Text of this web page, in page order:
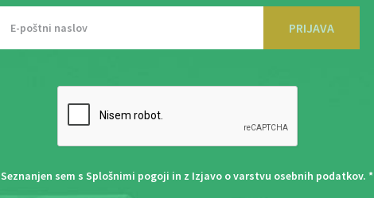
PRIJAVA
Seznanjen sem s Splošnimi pogoji in z Izjavo o varstvu osebnih podatkov. *